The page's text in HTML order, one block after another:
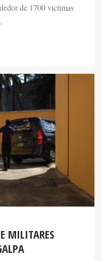
de 1700 victimas
MILITARES